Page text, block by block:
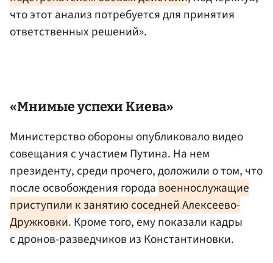
что этот анализ потребуется для принятия
ответственных решений».
«Мнимые успехиКиева»
Министерство обороны опубликовало видео
совещания с участием Путина. На нем
президенту, среди прочего, доложили о том, что
после освобождения города военнослужащие
приступили к занятию соседней Алексеево-
Дружковки. Кроме того, ему показали кадры
с дронов-разведчиков из Константиновки.